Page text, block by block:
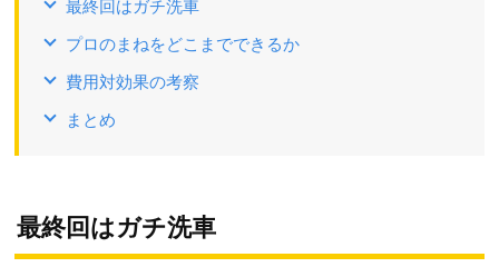
最終回はガチ洗車
プロのまねをどこまでできるか
費用対効果の考察
まとめ
最終回はガチ洗車